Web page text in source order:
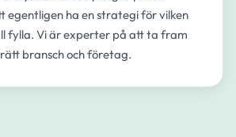
egentligen ha en strategi för vilken
fylla. Vi är experter på att ta fram
bransch och företag.